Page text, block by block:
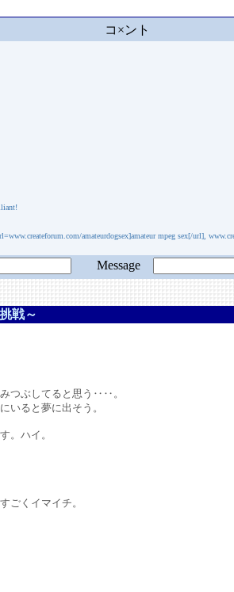
コ×ント
amateurdogsex]amateur mpeg sex[/url],
Message
戦～
つぶしてると思う‥‥。
ると夢に出そう。
ハイ。
くイマイチ。